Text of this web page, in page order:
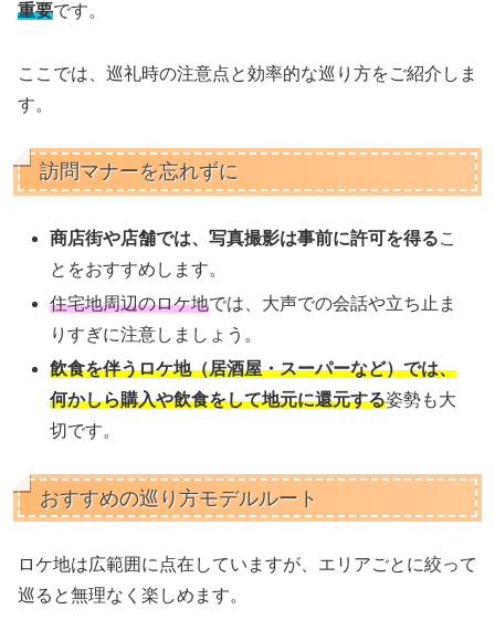
重要です。
ここでは、巡礼時の注意点と効率的な巡り方をご紹介しま
す。
訪問マナーを忘れずに
商店街や店舗では、写真撮影は事前に許可を得るこ
とをおすすめします。
住宅地周辺のロケ地では、大声での会話や立ち止ま
りすぎに注意しましょう。
飲食を伴うロケ地（居酒屋・スーパーなど）では、
何かしら購入や飲食をして地元に還元する姿勢も大
切です。
おすすめの巡り方モデルルート
ロケ地は広範囲に点在していますが、エリアごとに絞って
巡ると無理なく楽しめます。